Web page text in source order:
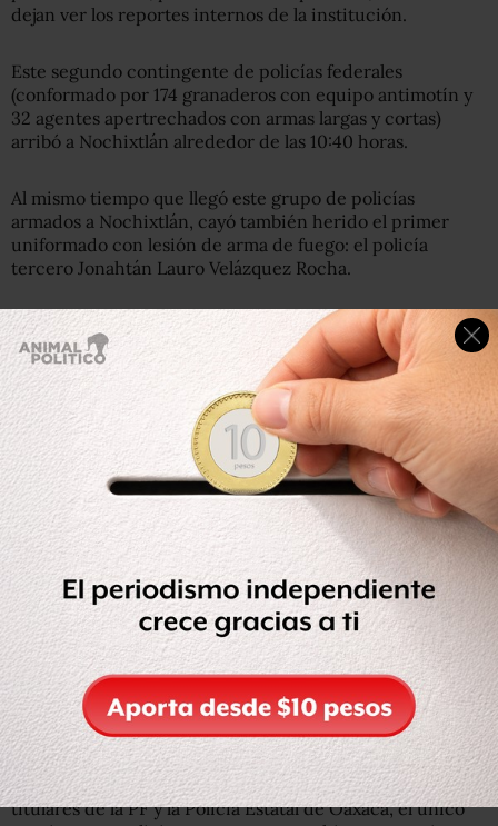
dejan ver los reportes internos de la institución.
Este segundo contingente de policías federales
(conformado por 174 granaderos con equipo antimotín y
32 agentes apertrechados con armas largas y cortas)
arribó a Nochixtlán alrededor de las 10:40 horas.
Al mismo tiempo que llegó este grupo de policías
armados a Nochixtlán, cayó también herido el primer
uniformado con lesión de arma de fuego: el policía
tercero Jonahtán Lauro Velázquez Rocha.
3.- Armados desde el principio
Según la primera versión oficial, presentada por los
titulares de la PF y la Policía Estatal de Oaxaca, el único